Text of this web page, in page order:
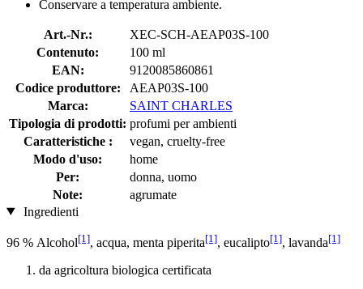
Conservare a temperatura ambiente.
Art.-Nr.:
XEC-SCH-AEAP03S-100
Contenuto:
100 ml
EAN:
9120085860861
Codice produttore:
AEAP03S-100
Marca:
SAINT CHARLES
Tipologia di prodotti: profumi per ambienti
Caratteristiche :
vegan, cruelty-free
Modo d'uso:
home
Per:
donna, uomo
Note:
agrumate
Ingredienti
96 % Alcohol[1], acqua, menta piperita[1], eucalipto[1], lavanda[1]
da agricoltura biologica certificata